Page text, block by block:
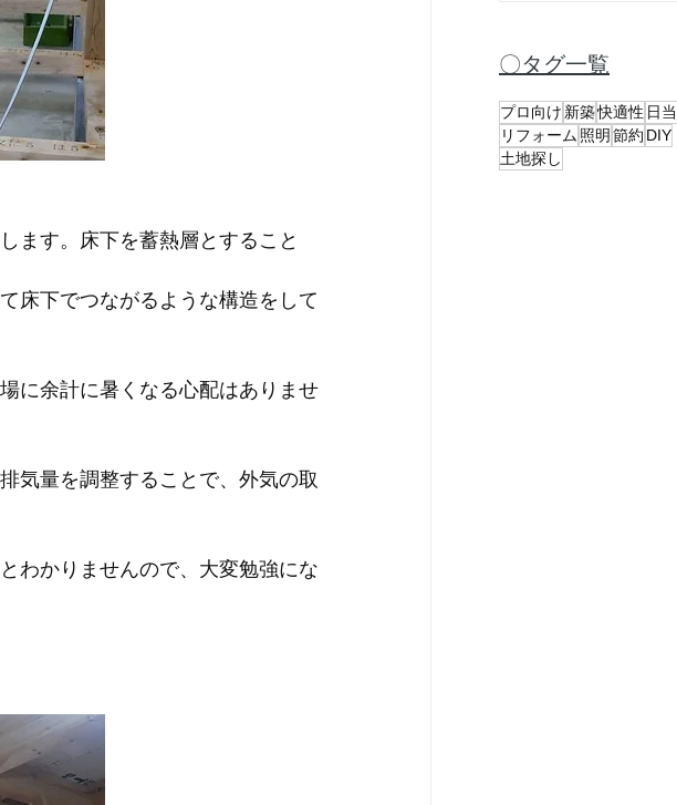
ます。床下を蓄熱層とすること
床下でつながるような構造をして
に余計に暑くなる心配はありませ
気量を調整することで、外気の取
わかりませんので、大変勉強にな
〇タグ一覧
プロ向け 新築快適性 日
リフォーム 照明 節約 DIY
土地探し